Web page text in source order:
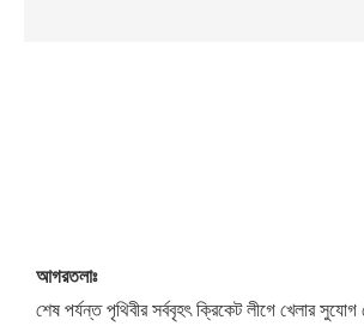
আগরতলাঃ
শেষ পর্যন্ত পৃথিবীর সর্ববৃহৎ ক্রিকেট লীগে খেলার